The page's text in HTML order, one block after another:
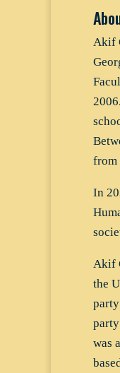
Akif
from
In
Akif
the
was